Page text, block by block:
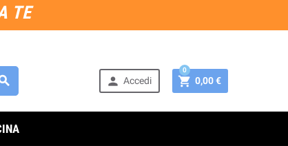
TE
 Accedi  0,00 €
0